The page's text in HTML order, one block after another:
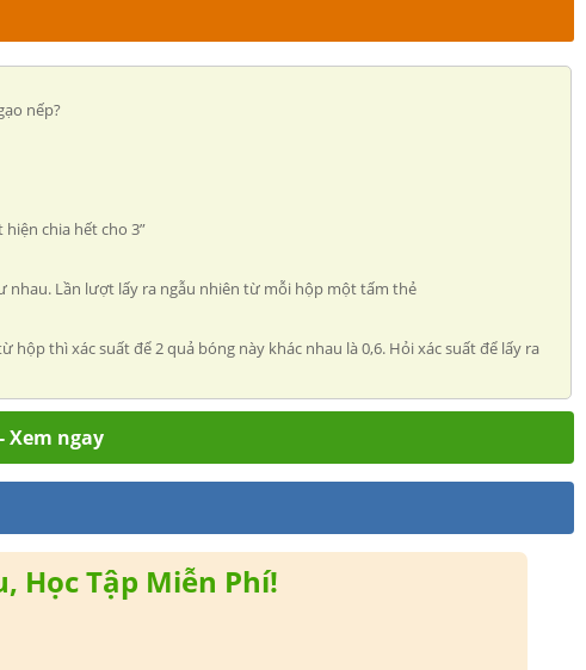
nếp?
hiện chia hết cho 3”
nhau. Lần lượt lấy ra ngẫu nhiên từ mỗi hộp một tấm thẻ
thì xác suất để 2 quả bóng này khác nhau là 0,6. Hỏi xác suất để lấy ra
Xem ngay
Học Tập Miễn Phí!